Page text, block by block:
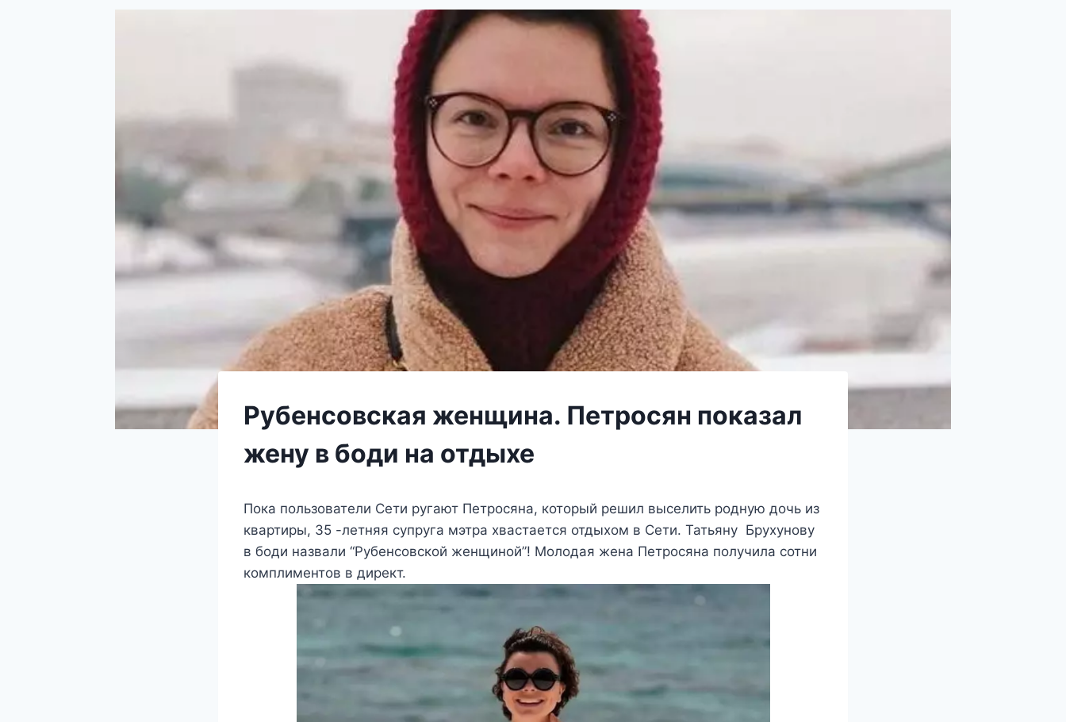
Рубенсовская женщина. Петросян показал
жену в боди на отдыхе
Пока пользователи Сети ругают Петросяна, который решил выселить родную дочь из
квартиры, 35 -летняя супруга мэтра хвастается отдыхом в Сети. Татьяну Брухунову
в боди назвали “Рубенсовской женщиной”! Молодая жена Петросяна получила сотни
комплиментов в директ.